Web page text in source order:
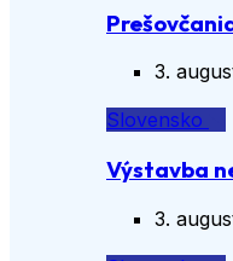
3.
Slovensko
Výstavba
3.